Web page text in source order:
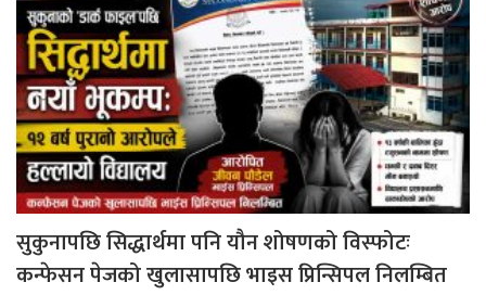
सुकुनापछि सिद्धार्थमा पनि यौन शोषणको विस्फोटः
कन्फेसन पेजको खुलासापछि भाइस प्रिन्सिपल निलम्बित